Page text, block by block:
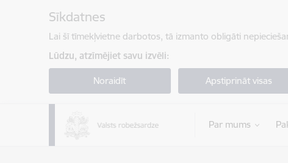
Sīkdatnes
Lai šī tīmekļvietne darbotos, tā izmanto obligāti
Lūdzu, atzīmējiet savu izvēli:
Noraidīt Apstiprināt visas
Par mums